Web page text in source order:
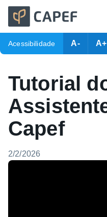
Acessibilidade A- A+
Tutorial
Capef
2/2/2026